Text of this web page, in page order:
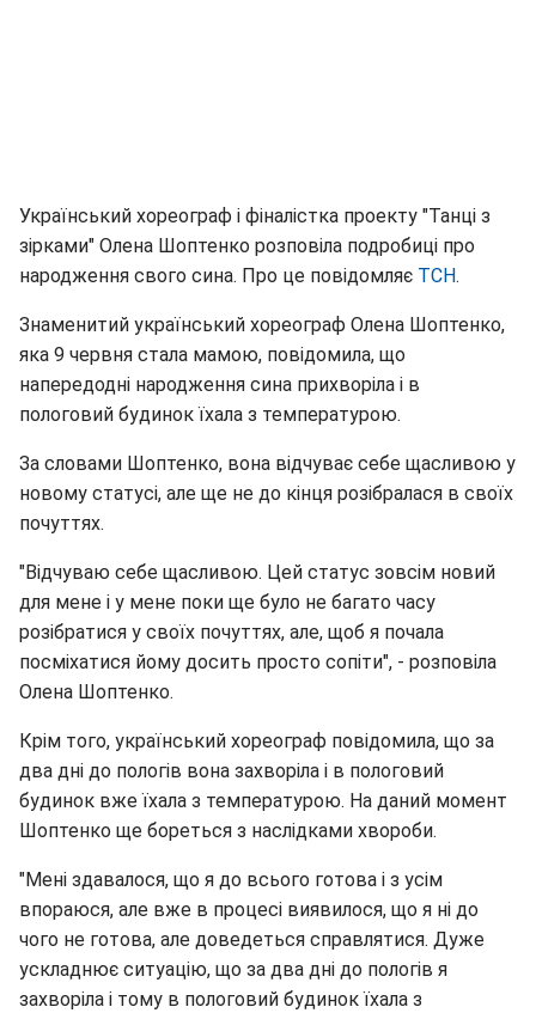
Український хореограф і фіналістка проекту "Танці з
зірками" Олена Шоптенко розповіла подробиці про
народження свого сина. Про це повідомляє ТСН.
Знаменитий український хореограф Олена Шоптенко,
яка 9 червня стала мамою, повідомила, що
напередодні народження сина прихворіла і в
пологовий будинок їхала з температурою.
За словами Шоптенко, вона відчуває себе щасливою у
новому статусі, але ще не до кінця розібралася в своїх
почуттях.
"Відчуваю себе щасливою. Цей статус зовсім новий
для мене і у мене поки ще було не багато часу
розібратися у своїх почуттях, але, щоб я почала
посміхатися йому досить просто сопіти", - розповіла
Олена Шоптенко.
Крім того, український хореограф повідомила, що за
два дні до пологів вона захворіла і в пологовий
будинок вже їхала з температурою. На даний момент
Шоптенко ще бореться з наслідками хвороби.
"Мені здавалося, що я до всього готова і з усім
впораюся, але вже в процесі виявилося, що я ні до
чого не готова, але доведеться справлятися. Дуже
ускладнює ситуацію, що за два дні до пологів я
захворіла і тому в пологовий будинок їхала з